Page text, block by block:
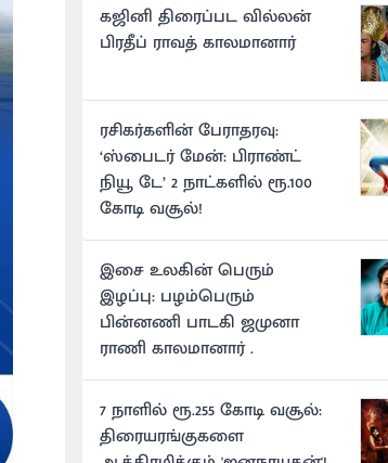
கஜினி திரைப்பட வில்லன்
பிரதீப் ராவத் காலமானார்
ரசிகர்களின் பேராதரவு:
‘ஸ்பைடர் மேன்: பிராண்ட்
நியூ டே’ 2 நாட்களில் ரூ.100
கோடி வசூல்!
இசை உலகின் பெரும்
இழப்பு: பழம்பெரும்
பின்னணி பாடகி ஜமுனா
ராணி காலமானார் .
7 நாளில் ரூ.255 கோடி வசூல்:
திரையரங்குகளை